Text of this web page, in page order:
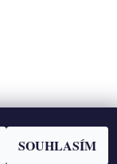
SOUHLASÍM